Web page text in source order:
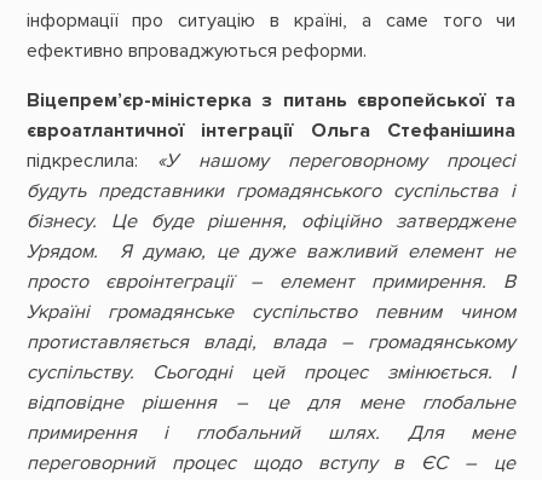
інформації про ситуацію в країні, а саме того чи
ефективно впроваджуються реформи.
Віцепрем’єр-міністерка з питань європейської та
євроатлантичної інтеграції Ольга Стефанішина
підкреслила: «У нашому переговорному процесі
будуть представники громадянського суспільства і
бізнесу. Це буде рішення, офіційно затверджене
Урядом. Я думаю, це дуже важливий елемент не
просто євроінтеграції – елемент примирення. В
Україні громадянське суспільство певним чином
протиставляється владі, влада – громадянському
суспільству. Сьогодні цей процес змінюється. І
відповідне рішення – це для мене глобальне
примирення і глобальний шлях. Для мене
переговорний процес щодо вступу в ЄС – це